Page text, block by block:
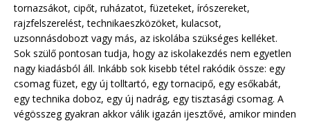
tornazsákot, cipőt, ruházatot, füzeteket, írószereket,
rajzfelszerelést, technikaeszközöket, kulacsot,
uzsonnásdobozt vagy más, az iskolába szükséges kelléket.
Sok szülő pontosan tudja, hogy az iskolakezdés nem egyetlen
nagy kiadásból áll. Inkább sok kisebb tétel rakódik össze: egy
csomag füzet, egy új tolltartó, egy tornacipő, egy esőkabát,
egy technika doboz, egy új nadrág, egy tisztasági csomag. A
végösszeg gyakran akkor válik igazán ijesztővé, amikor minden